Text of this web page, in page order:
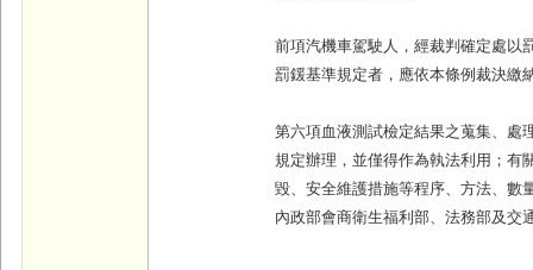
前項汽機車駕駛人，經裁判確定處以
罰鍰基準規定者，應依本條例裁決繳
第六項血液測試檢定結果之蒐集、處
規定辦理，並僅得作為執法利用；有
毀、安全維護措施等程序、方法、數
內政部會商衛生福利部、法務部及交